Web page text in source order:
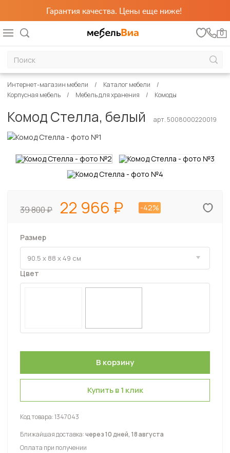
Гарантия качества. Цены еще ниже!
0
Интернет-магазин мебели
Каталог мебели
Корпусная мебель
Мебель для хранения Комоды
Комод Стелла, белый арт. 5008000220019
39 800 22 966 -42%
Размер
Цвет
Купить в 1 клик
Код товара:1347043
Ближайшая доставка:через 10 дней, 18 августа
Оплата при получении